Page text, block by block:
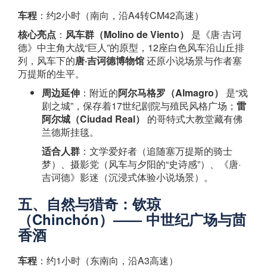
车程 ：约2小时（南向，沿A4转CM42高速）
核心亮点 ： 风车群（Molino de Viento）
​ 是《唐·吉诃
德》中主角大战“巨人”的原型，12座白色风车沿山丘排
列，风车下的唐·吉诃德博物馆​ 还原小说场景与作者塞
万提斯的生平。
周边延伸 ：附近的阿尔马格罗（Almagro）
​ 是“戏
剧之城”，保存着17世纪剧院与殖民风格广场； 雷
阿尔城（Ciudad Real）
​ 的哥特式大教堂藏有佛
兰德斯挂毯。
适合人群 ：文学爱好者（追随塞万提斯的骑士
梦）、摄影党（风车与夕阳的“史诗感”）、《唐·
吉诃德》影迷（沉浸式体验小说场景）。
五、自然与猎奇：钦琼
（Chinchón）—— 中世纪广场与茴
香酒
车程 ：约1小时（东南向，沿A3高速）